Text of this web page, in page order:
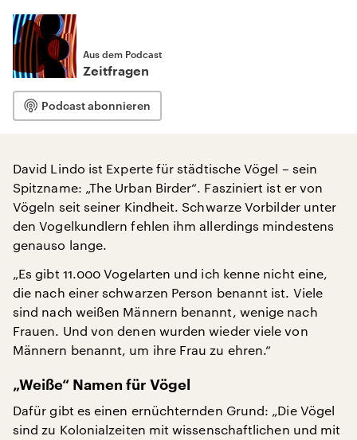
Aus dem Podcast
Zeitfragen
Podcast abonnieren
David Lindo ist Experte für städtische Vögel – sein
Spitzname: „The Urban Birder“. Fasziniert ist er von
Vögeln seit seiner Kindheit. Schwarze Vorbilder unter
den Vogelkundlern fehlen ihm allerdings mindestens
genauso lange.
„Es gibt 11.000 Vogelarten und ich kenne nicht eine,
die nach einer schwarzen Person benannt ist. Viele
sind nach weißen Männern benannt, wenige nach
Frauen. Und von denen wurden wieder viele von
Männern benannt, um ihre Frau zu ehren.“
„Weiße“ Namen für Vögel
Dafür gibt es einen ernüchternden Grund: „Die Vögel
sind zu Kolonialzeiten mit wissenschaftlichen und mit